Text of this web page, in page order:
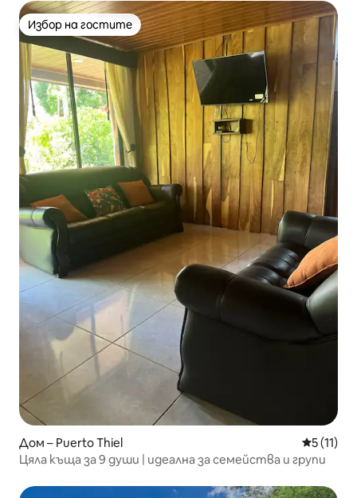
Избор на гостите
Избор на гостите
Дом – Puerto Thiel Средна
5 (11)
Цяла къща за 9 души | идеална за семейства и групи